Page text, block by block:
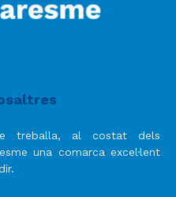
treballa, al costat dels
una comarca excel·lent